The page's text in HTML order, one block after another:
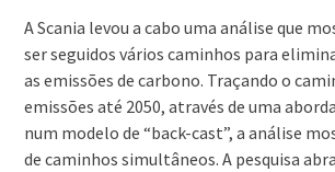
A Scania levou a cabo uma análise que
ser seguidos vários caminhos para
as emissões de carbono. Traçando o
emissões até 2050, através de uma
num modelo de “back-cast”, a análise
de caminhos simultâneos. A pesquisa